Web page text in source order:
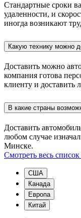
Стандартные сроки
удаленности, и
иногда возникают
Какую технику можно
Доставить можно
компания готова
клиенту и доставить
В какие страны
Доставить
любом случае
Минске.
Смотреть весь
США
Канада
Европа
Китай